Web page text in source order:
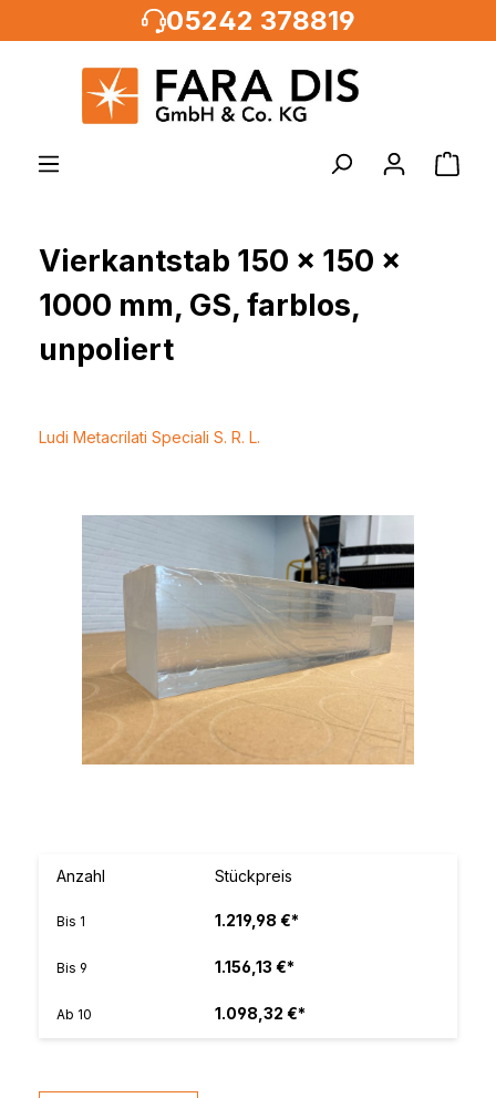
05242 378819
Vierkantstab 150 x 150 x
1000 mm, GS, farblos,
unpoliert
Ludi Metacrilati Speciali S. R. L.
Anzahl Stückpreis
Bis 1 1.219,98 €*
Bis 9 1.156,13 €*
Ab 10 1.098,32 €*